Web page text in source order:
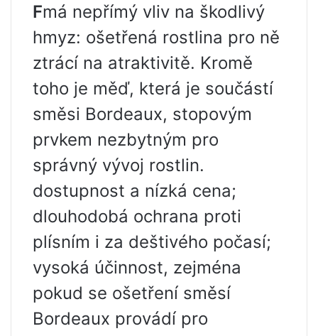
Fmá nepřímý vliv na škodlivý
hmyz: ošetřená rostlina pro ně
ztrácí na atraktivitě. Kromě
toho je měď, která je součástí
směsi Bordeaux, stopovým
prvkem nezbytným pro
správný vývoj rostlin.
dostupnost a nízká cena;
dlouhodobá ochrana proti
plísním i za deštivého počasí;
vysoká účinnost, zejména
pokud se ošetření směsí
Bordeaux provádí pro